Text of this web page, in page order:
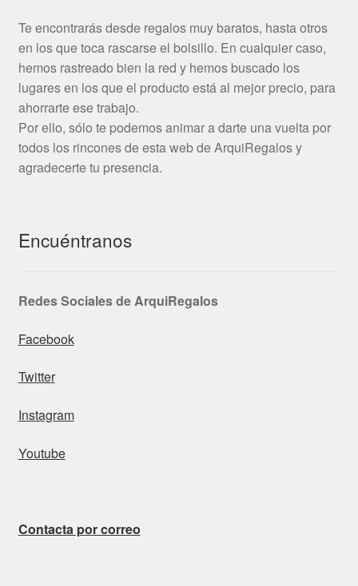
Te encontrarás desde regalos muy baratos, hasta otros
en los que toca rascarse el bolsillo. En cualquier caso,
hemos rastreado bien la red y hemos buscado los
lugares en los que el producto está al mejor precio, para
ahorrarte ese trabajo.
Por ello, sólo te podemos animar a darte una vuelta por
todos los rincones de esta web de ArquiRegalos y
agradecerte tu presencia.
Encuéntranos
Redes Sociales de ArquiRegalos
Facebook
Twitter
Instagram
Youtube
Contacta por correo